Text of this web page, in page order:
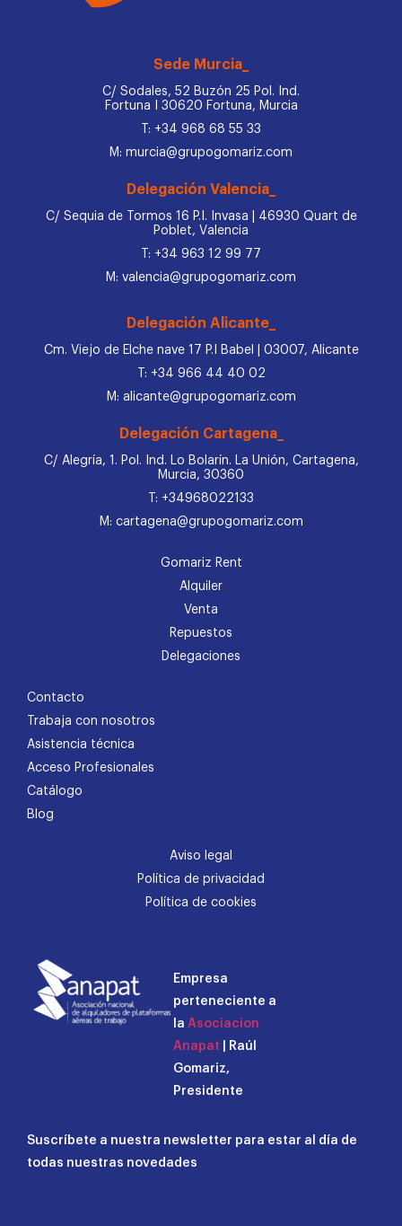
Sede Murcia_
C/ Sodales, 52 Buzón 25 Pol. Ind.
Fortuna I 30620 Fortuna, Murcia
T: +34 968 68 55 33
M: murcia@grupogomariz.com
Delegación Valencia_
C/ Sequia de Tormos 16 P.I. Invasa | 46930 Quart de
Poblet, Valencia
T: +34 963 12 99 77
M: valencia@grupogomariz.com
Delegación Alicante_
Cm. Viejo de Elche nave 17 P.I Babel | 03007, Alicante
T: +34 966 44 40 02
M: alicante@grupogomariz.com
Delegación Cartagena_
C/ Alegría, 1. Pol. Ind. Lo Bolarín. La Unión, Cartagena,
Murcia, 30360
T: +34968022133
M: cartagena@grupogomariz.com
Gomariz Rent
Alquiler
Venta
Repuestos
Delegaciones
Contacto
Trabaja con nosotros
Asistencia técnica
Acceso Profesionales
Catálogo
Blog
Aviso legal
Política de privacidad
Política de cookies
Empresa
perteneciente a
la Asociacion
Anapat | Raúl
Gomariz,
Presidente
Suscríbete a nuestra newsletter para estar al día de
todas nuestras novedades